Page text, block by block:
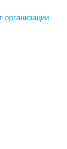
организации